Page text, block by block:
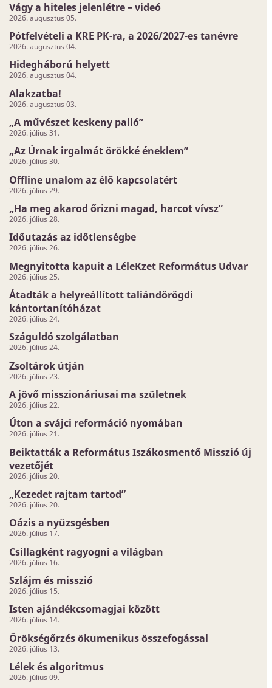
Vágy a hiteles jelenlétre – videó
2026. augusztus 05.
Pótfelvételi a KRE PK-ra, a 2026/2027-es tanévre
2026. augusztus 04.
Hidegháború helyett
2026. augusztus 04.
Alakzatba!
2026. augusztus 03.
„A művészet keskeny palló”
2026. július 31.
„Az Úrnak irgalmát örökké éneklem”
2026. július 30.
Offline unalom az élő kapcsolatért
2026. július 29.
„Ha meg akarod őrizni magad, harcot vívsz”
2026. július 28.
Időutazás az időtlenségbe
2026. július 26.
Megnyitotta kapuit a LéleKzet Református Udvar
2026. július 25.
Átadták a helyreállított taliándörögdi
kántortanítóházat
2026. július 24.
Száguldó szolgálatban
2026. július 24.
Zsoltárok útján
2026. július 23.
A jövő misszionáriusai ma születnek
2026. július 22.
Úton a svájci reformáció nyomában
2026. július 21.
Beiktatták a Református Iszákosmentő Misszió új
vezetőjét
2026. július 20.
„Kezedet rajtam tartod”
2026. július 20.
Oázis a nyüzsgésben
2026. július 17.
Csillagként ragyogni a világban
2026. július 16.
Szlájm és misszió
2026. július 15.
Isten ajándékcsomagjai között
2026. július 14.
Örökségőrzés ökumenikus összefogással
2026. július 13.
Lélek és algoritmus
2026. július 09.